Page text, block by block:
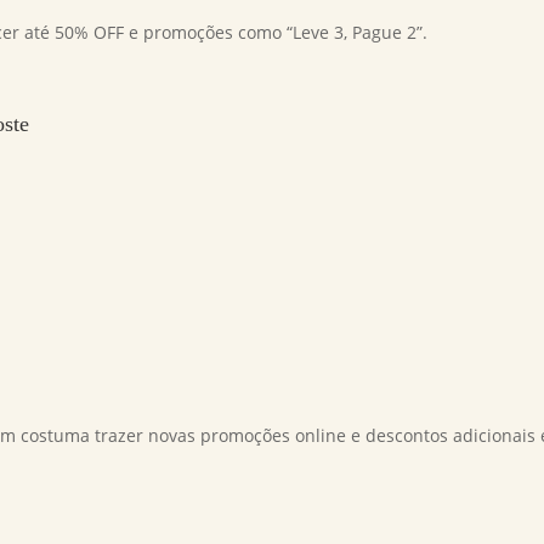
50% OFF e promoções como “Leve 3, Pague 2”.
costuma trazer novas promoções online e descontos adicionais